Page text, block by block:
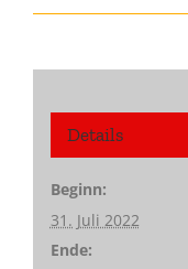
Details
Beginn:
31. Juli 2022
Ende: